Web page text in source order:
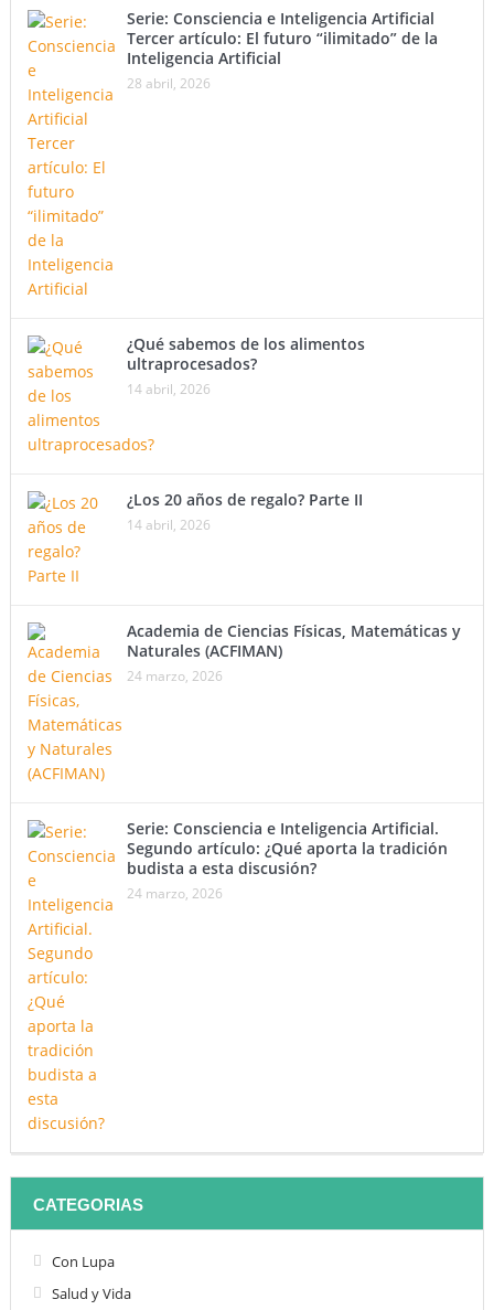
Serie: Consciencia e Inteligencia Artificial
Tercer artículo: El futuro “ilimitado” de la
Inteligencia Artificial
28 abril, 2026
¿Qué sabemos de los alimentos
ultraprocesados?
14 abril, 2026
¿Los 20 años de regalo? Parte II
14 abril, 2026
Academia de Ciencias Físicas, Matemáticas y
Naturales (ACFIMAN)
24 marzo, 2026
Serie: Consciencia e Inteligencia Artificial.
Segundo artículo: ¿Qué aporta la tradición
budista a esta discusión?
24 marzo, 2026
CATEGORIAS
Con Lupa
Salud y Vida